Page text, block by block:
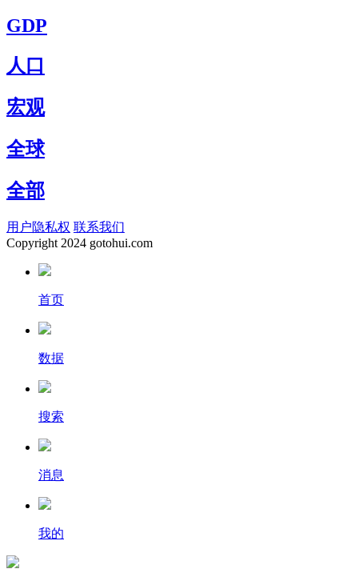
GDP
人口
宏观
全球
全部
用户隐私权 联系我们
Copyright 2024 gotohui.com
首页
数据
搜索
消息
我的